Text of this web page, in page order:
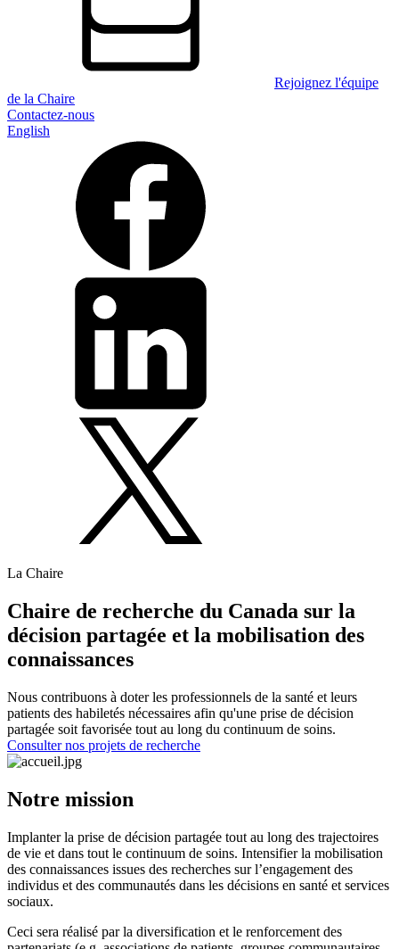
Rejoignez l'équipe
de la Chaire
Contactez-nous
English
La Chaire
Chaire de recherche du Canada sur la
décision partagée et la mobilisation des
connaissances
Nous contribuons à doter les professionnels de la santé et leurs
patients des habiletés nécessaires afin qu'une prise de décision
partagée soit favorisée tout au long du continuum de soins.
Consulter nos projets de recherche
Notre mission
Implanter la prise de décision partagée tout au long des trajectoires
de vie et dans tout le continuum de soins. Intensifier la mobilisation
des connaissances issues des recherches sur l’engagement des
individus et des communautés dans les décisions en santé et services
sociaux.
Ceci sera réalisé par la diversification et le renforcement des